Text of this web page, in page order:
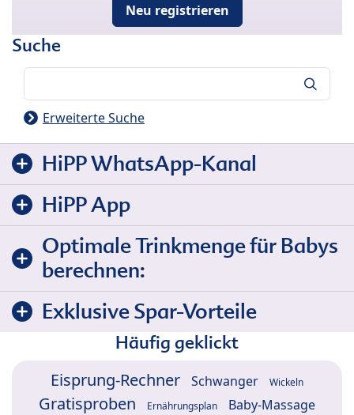
Neu registrieren
Suche
Erweiterte Suche
HiPP WhatsApp-Kanal
HiPP App
Optimale Trinkmenge für Babys
berechnen:
Exklusive Spar-Vorteile
Häufig geklickt
Eisprung-Rechner Schwanger Wickeln
Gratisproben Ernährungsplan Baby-Massage